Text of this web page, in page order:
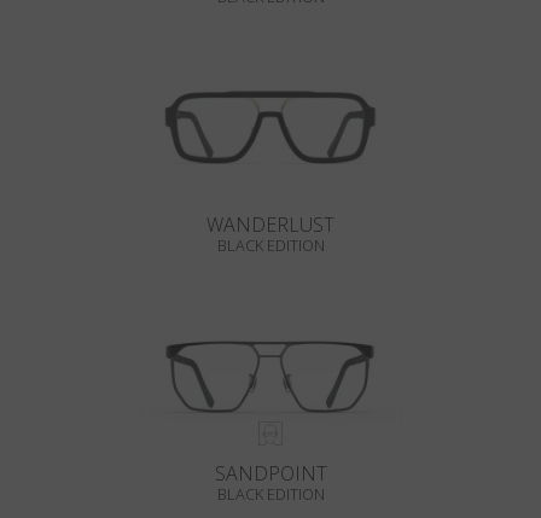
WANDERLUST
BLACK EDITION
SANDPOINT
BLACK EDITION